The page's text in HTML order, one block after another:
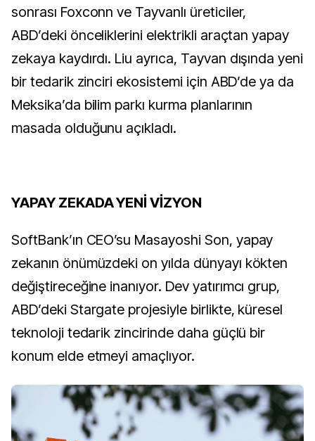
sonrası Foxconn ve Tayvanlı üreticiler,
ABD’deki önceliklerini elektrikli araçtan yapay
zekaya kaydırdı. Liu ayrıca, Tayvan dışında yeni
bir tedarik zinciri ekosistemi için ABD’de ya da
Meksika’da bilim parkı kurma planlarının
masada olduğunu açıkladı.
YAPAY ZEKADA YENİ VİZYON
SoftBank’ın CEO’su Masayoshi Son, yapay
zekanın önümüzdeki on yılda dünyayı kökten
değiştireceğine inanıyor. Dev yatırımcı grup,
ABD’deki Stargate projesiyle birlikte, küresel
teknoloji tedarik zincirinde daha güçlü bir
konum elde etmeyi amaçlıyor.